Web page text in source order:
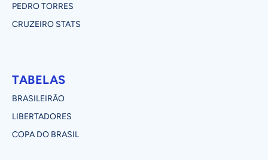
PEDRO TORRES
CRUZEIRO STATS
TABELAS
BRASILEIRÃO
LIBERTADORES
COPA DO BRASIL